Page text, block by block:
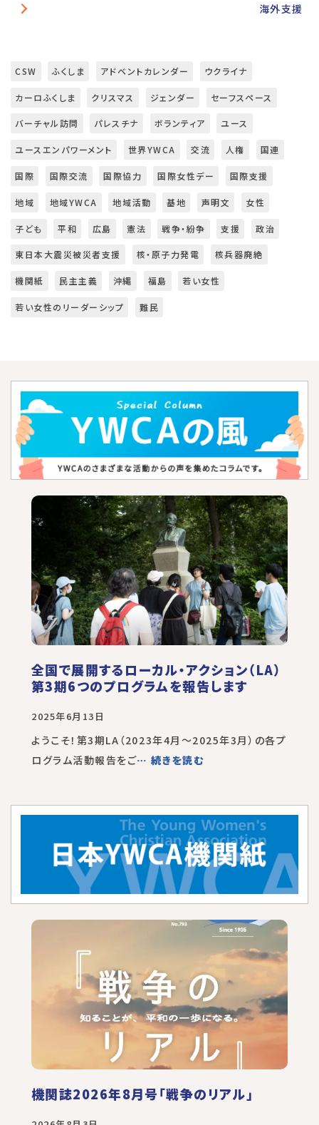
海外支援
CSW ふくしま アドベントカレンダー ウクライナ
カーロふくしま クリスマス ジェンダー セーフスペース
バーチャル訪問 パレスチナ ボランティア ユース
ユースエンパワーメント 世界YWCA 交流 人権 国連
国際 国際交流 国際協力 国際女性デー 国際支援
地域 地域YWCA 地域活動 基地 声明文 女性
子ども 平和 広島 憲法 戦争・紛争 支援 政治
東日本大震災被災者支援 核・原子力発電 核兵器廃絶
機関紙 民主主義 沖縄 福島 若い女性
若い女性のリーダーシップ 難民
全国で展開するローカル・アクション（LA）
第3期6つのプログラムを報告します
2025年6月13日
ようこそ！第3期LA（2023年4月～2025年3月）の各プ
ログラム活動報告をご… 続きを読む
機関誌2026年8月号「戦争のリアル」